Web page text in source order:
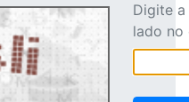
Digite
lado no